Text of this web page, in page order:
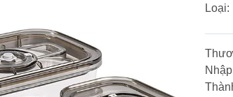
Loại: